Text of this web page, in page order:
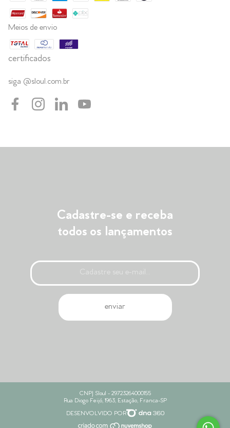
Meios de envio
certificados
siga @sloul.com.br
Cadastre-se e receba
todos os lançamentos
CNPJ Sloul - 29723264000155
Rua Diogo Feijó, 1963, Estação, Franca-SP
DESENVOLVIDO POR